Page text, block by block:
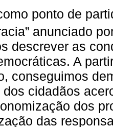
ponto de
anunciado
descrever as
A
conseguimos
dos cidadãos
dos
das